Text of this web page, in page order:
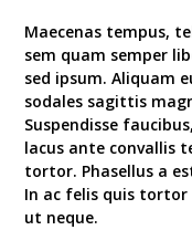
Maecenas tempus,
sem quam semper
sed ipsum. Aliquam
sodales sagittis
Suspendisse
lacus ante convallis
tortor. Phasellus a
In ac felis quis tortor
ut neque.